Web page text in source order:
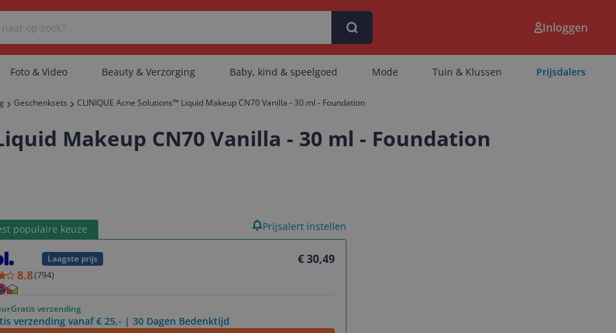
Er zijn geen categorieën gevonden.
Er zijn geen artikelen gevonden.
Inloggen
Foto & Video Beauty & Verzorging Baby, kind & speelgoed Mode Tuin & Klussen Prijsdalers
Geschenksets CLINIQUE Acne Solutions™ Liquid Makeup CN70 Vanilla - 30 ml - Foundation
Makeup CN70 Vanilla - 30 ml - Foundation
populaire keuze
Laagste prijs
€ 30,49
8.8(794)
Gratis verzending
verzending vanaf € 25,- | 30 Dagen Bedenktijd
Prijsalert instellen